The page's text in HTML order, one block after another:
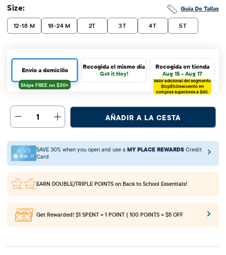
Guía De Tallas
Size:
12-18 M 18-24 M 2T 3T 4T 5T
Envío a domicilio Recogida el mismo día
Get it Hoy!
Recogida en tienda
Aug 15 - Aug 17
Valor adicional del segmento
$tcp$%Descuento en
compras superiores a $40.
1 AÑADIR A LA CESTA
SAVE 30% when you open and use a MY PLACE REWARDS Credit
Card
EARN DOUBLE/TRIPLE POINTS on Back to School Essentials!
Get Rewarded! $1 SPENT = 1 POINT | 100 POINTS = $5 OFF